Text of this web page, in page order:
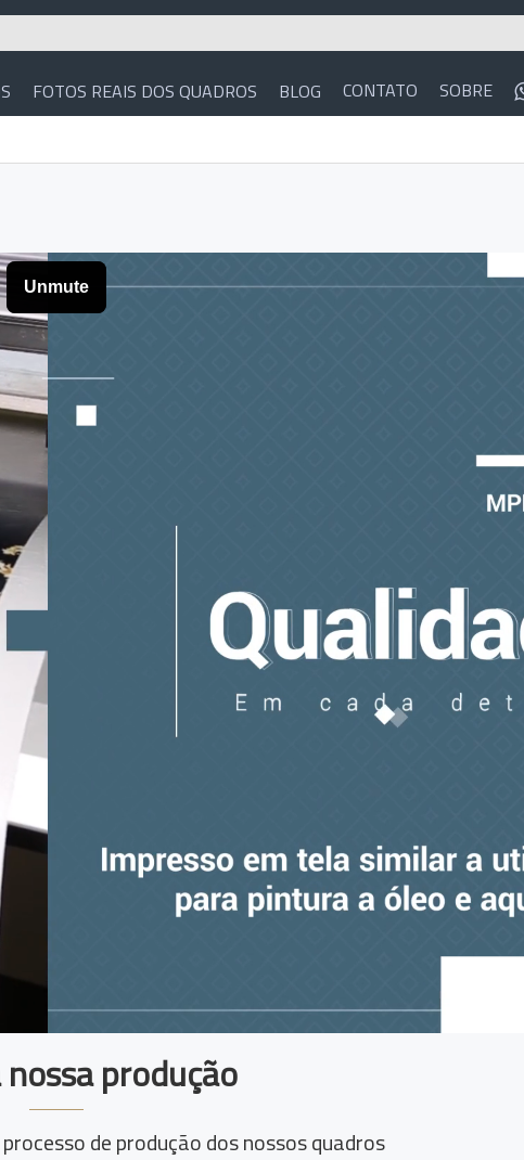
FOTOS REAIS DOS QUADROS BLOG CONTATO SOBRE
produção
de produção dos nossos quadros